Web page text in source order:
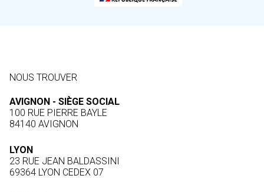
NOUS TROUVER
AVIGNON - SIÈGE SOCIAL
100 RUE PIERRE BAYLE
84140 AVIGNON
LYON
23 RUE JEAN BALDASSINI
69364 LYON CEDEX 07